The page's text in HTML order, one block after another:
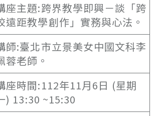
座主題:跨界教學即興－談「跨
遠距教學創作」實務與心法。
師:臺北市立景美女中國文科李
蓉老師。
座時間:112年11月6日 (星期
) 13:30 ~15:30